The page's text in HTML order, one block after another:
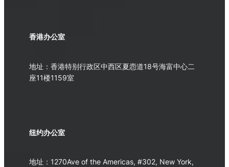
香港办公室
地址：香港特别行政区中西区夏悫道18号海富中心二
座11楼1159室
纽约办公室
地址：1270Ave of the Americas, #302, New York,